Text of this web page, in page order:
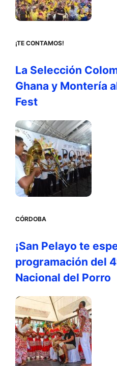
¡TE CONTAMOS!
La Selección
Ghana y Montería
Fest
CÓRDOBA
¡San Pelayo te
programación del
Nacional del Porro